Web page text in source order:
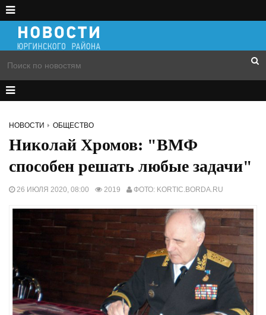
НОВОСТИ ОБЩЕСТВО
Николай Хромов: "ВМФ
способен решать любые задачи"
26 ИЮЛЯ 2020, 08:00 2019 ФОТО: KORTIC.BORDA.RU